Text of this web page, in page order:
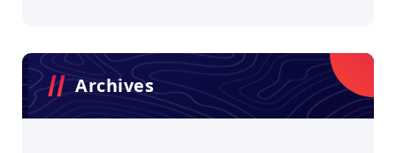
Archives